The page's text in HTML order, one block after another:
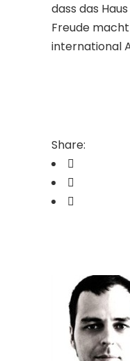
dass das
Freude
international
Share: